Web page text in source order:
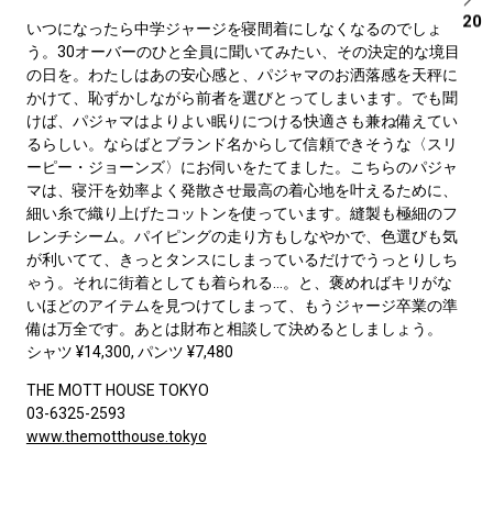
20
いつになったら中学ジャージを寝間着にしなくなるのでしょ
う。30オーバーのひと全員に聞いてみたい、その決定的な境目
の日を。わたしはあの安心感と、パジャマのお洒落感を天秤に
かけて、恥ずかしながら前者を選びとってしまいます。でも聞
けば、パジャマはよりよい眠りにつける快適さも兼ね備えてい
るらしい。ならばとブランド名からして信頼できそうな〈スリ
ーピー・ジョーンズ〉にお伺いをたてました。こちらのパジャ
マは、寝汗を効率よく発散させ最高の着心地を叶えるために、
細い糸で織り上げたコットンを使っています。縫製も極細のフ
レンチシーム。パイピングの走り方もしなやかで、色選びも気
が利いてて、きっとタンスにしまっているだけでうっとりしち
ゃう。それに街着としても着られる…。と、褒めればキリがな
いほどのアイテムを見つけてしまって、もうジャージ卒業の準
備は万全です。あとは財布と相談して決めるとしましょう。
シャツ ¥14,300, パンツ ¥7,480
THE MOTT HOUSE TOKYO
03-6325-2593
www.themotthouse.tokyo